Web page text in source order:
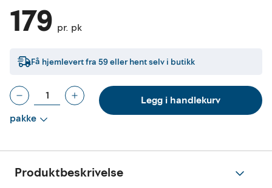
179 pr. pk
Få hjemlevert fra 59eller hent selv i butikk
pakke
Legg i handlekurv
Produktbeskrivelse